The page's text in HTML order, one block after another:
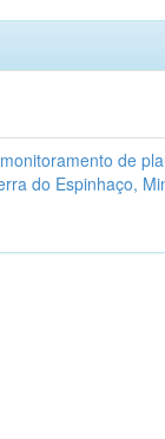
de
do Espinhaço,